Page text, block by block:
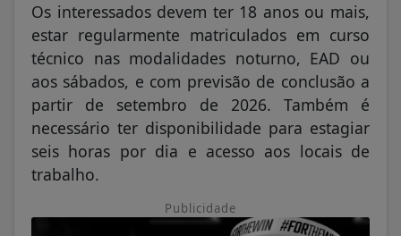
Os interessados devem ter 18 anos ou mais,
estar regularmente matriculados em curso
técnico nas modalidades noturno, EAD ou
aos sábados, e com previsão de conclusão a
partir de setembro de 2026. Também é
necessário ter disponibilidade para estagiar
seis horas por dia e acesso aos locais de
trabalho.
Publicidade